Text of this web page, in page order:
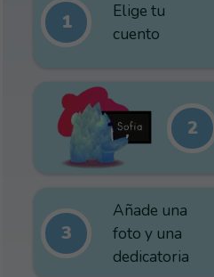
1
Elige tu
cuento
2
3
Añade una
foto y una
dedicatoria